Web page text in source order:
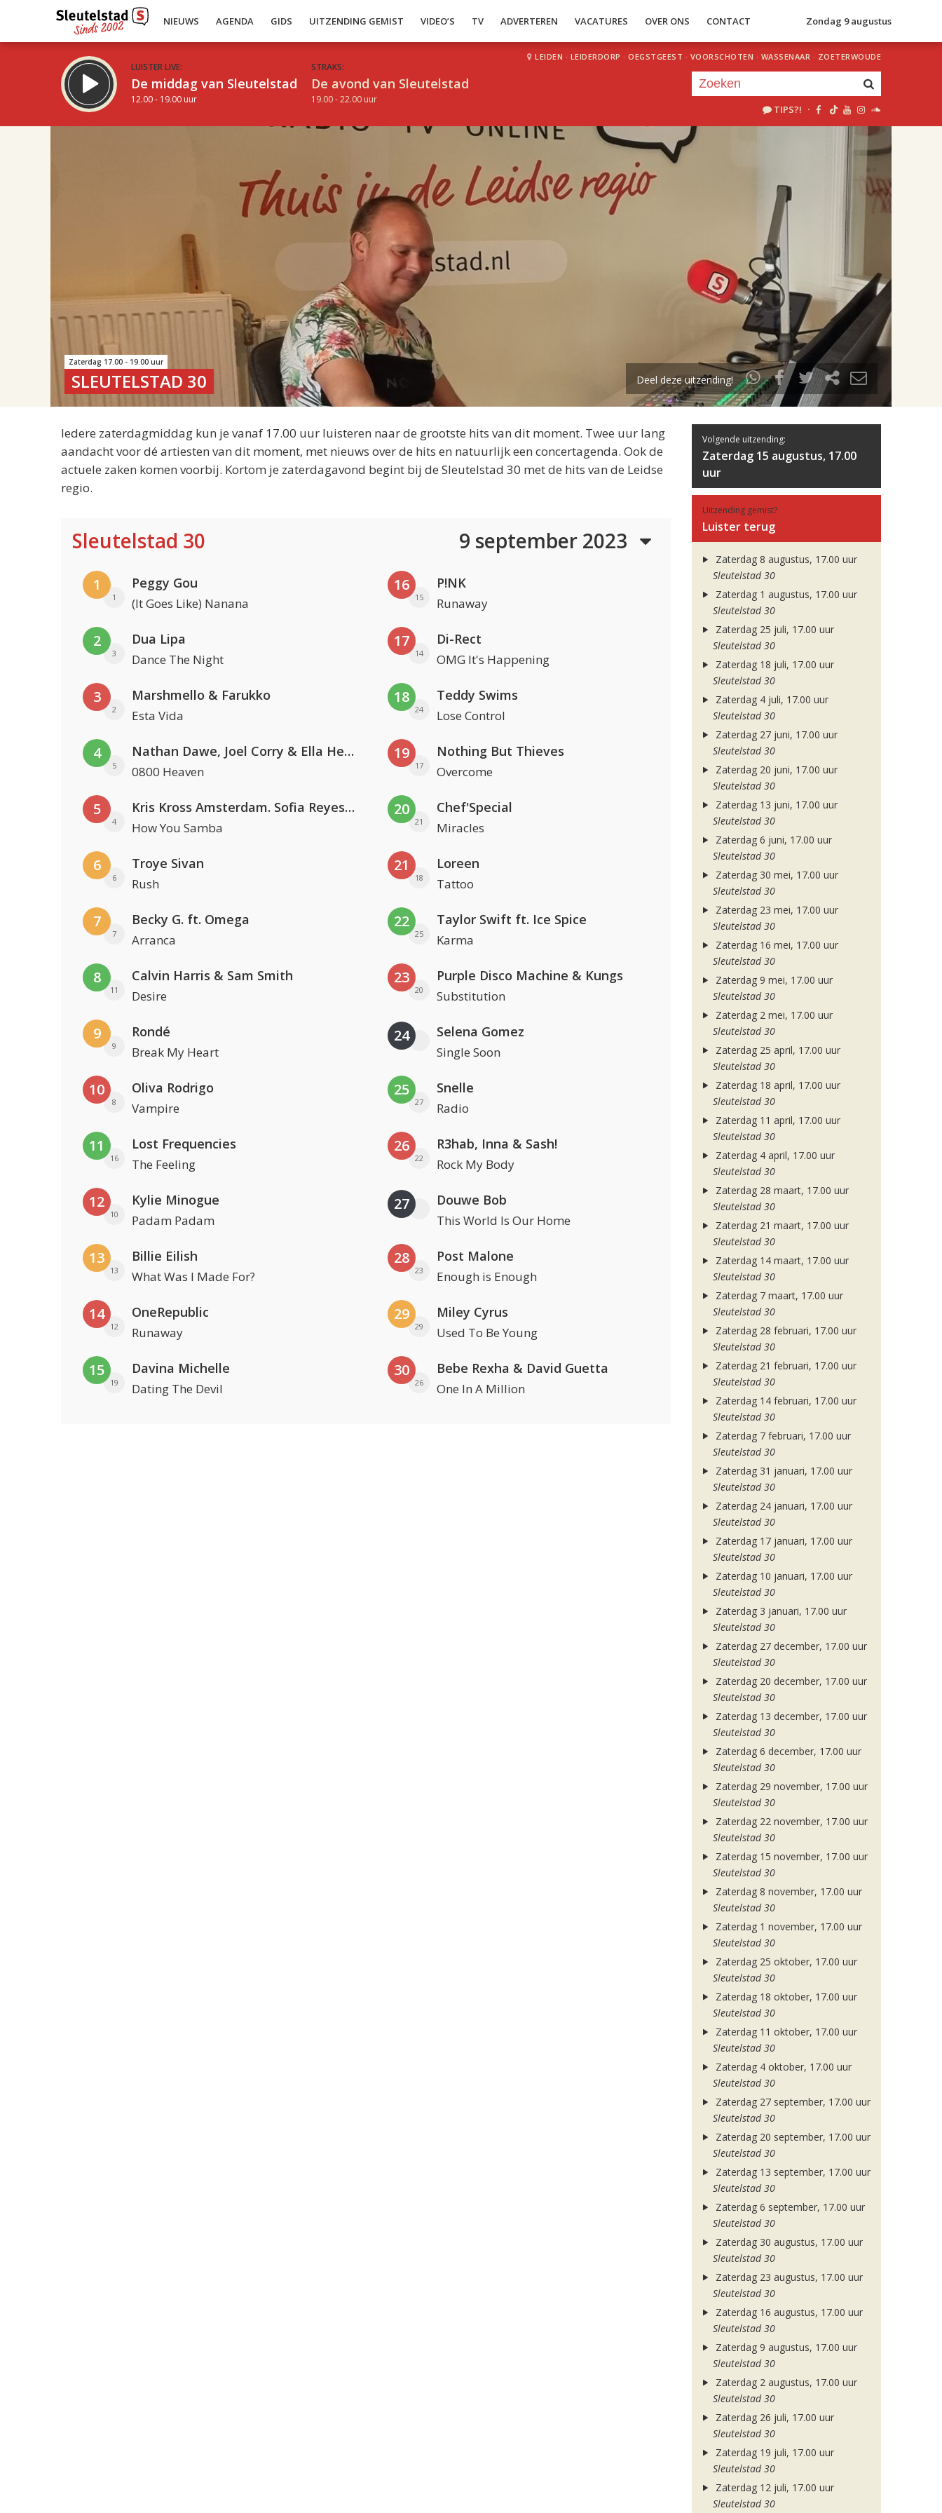
NIEUWS AGENDA GIDS UITZENDING GEMIST VIDEO’S TV ADVERTEREN VACATURES OVER ONS CONTACT Zondag 9 augustus
LUISTER LIVE:
De middag van Sleutelstad
12.00 - 19.00 uur
STRAKS:
De avond van Sleutelstad
19.00 - 22.00 uur
LEIDEN · LEIDERDORP · OEGSTGEEST · VOORSCHOTEN · WASSENAAR · ZOETERWOUDE
TIPS?! ·
uur 1 van 2
Volgend uur
Zaterdag 17.00 - 19.00 uur
SLEUTELSTAD 30 Deel deze uitzending!
Iedere zaterdagmiddag kun je vanaf 17.00 uur luisteren naar de grootste hits van dit moment. Twee uur lang
aandacht voor dé artiesten van dit moment, met nieuws over de hits en natuurlijk een concertagenda. Ook de
actuele zaken komen voorbij. Kortom je zaterdagavond begint bij de Sleutelstad 30 met de hits van de Leidse
regio.
Sleutelstad 30 9 september 2023
1
1
Peggy Gou
(It Goes Like) Nanana
2
3
Dua Lipa
Dance The Night
3
2
Marshmello & Farukko
Esta Vida
4
5
Nathan Dawe, Joel Corry & Ella Henderson
0800 Heaven
5
4
Kris Kross Amsterdam. Sofia Reyes & Tinie Tempah
How You Samba
6
6
Troye Sivan
Rush
7
7
Becky G. ft. Omega
Arranca
8
11
Calvin Harris & Sam Smith
Desire
9
9
Rondé
Break My Heart
10
8
Oliva Rodrigo
Vampire
11
16
Lost Frequencies
The Feeling
12
10
Kylie Minogue
Padam Padam
13
13
Billie Eilish
What Was I Made For?
14
12
OneRepublic
Runaway
15
19
Davina Michelle
Dating The Devil
16
15
P!NK
Runaway
17
14
Di-Rect
OMG It's Happening
18
24
Teddy Swims
Lose Control
19
17
Nothing But Thieves
Overcome
20
21
Chef'Special
Miracles
21
18
Loreen
Tattoo
22
25
Taylor Swift ft. Ice Spice
Karma
23
20
Purple Disco Machine & Kungs
Substitution
24 Selena Gomez
Single Soon
25
27
Snelle
Radio
26
22
R3hab, Inna & Sash!
Rock My Body
27 Douwe Bob
This World Is Our Home
28
23
Post Malone
Enough is Enough
29
29
Miley Cyrus
Used To Be Young
30
26
Bebe Rexha & David Guetta
One In A Million
Volgende uitzending:
Zaterdag 15 augustus, 17.00
uur
Uitzending gemist?
Luister terug
Zaterdag 8 augustus, 17.00 uur
Sleutelstad 30
Zaterdag 1 augustus, 17.00 uur
Sleutelstad 30
Zaterdag 25 juli, 17.00 uur
Sleutelstad 30
Zaterdag 18 juli, 17.00 uur
Sleutelstad 30
Zaterdag 4 juli, 17.00 uur
Sleutelstad 30
Zaterdag 27 juni, 17.00 uur
Sleutelstad 30
Zaterdag 20 juni, 17.00 uur
Sleutelstad 30
Zaterdag 13 juni, 17.00 uur
Sleutelstad 30
Zaterdag 6 juni, 17.00 uur
Sleutelstad 30
Zaterdag 30 mei, 17.00 uur
Sleutelstad 30
Zaterdag 23 mei, 17.00 uur
Sleutelstad 30
Zaterdag 16 mei, 17.00 uur
Sleutelstad 30
Zaterdag 9 mei, 17.00 uur
Sleutelstad 30
Zaterdag 2 mei, 17.00 uur
Sleutelstad 30
Zaterdag 25 april, 17.00 uur
Sleutelstad 30
Zaterdag 18 april, 17.00 uur
Sleutelstad 30
Zaterdag 11 april, 17.00 uur
Sleutelstad 30
Zaterdag 4 april, 17.00 uur
Sleutelstad 30
Zaterdag 28 maart, 17.00 uur
Sleutelstad 30
Zaterdag 21 maart, 17.00 uur
Sleutelstad 30
Zaterdag 14 maart, 17.00 uur
Sleutelstad 30
Zaterdag 7 maart, 17.00 uur
Sleutelstad 30
Zaterdag 28 februari, 17.00 uur
Sleutelstad 30
Zaterdag 21 februari, 17.00 uur
Sleutelstad 30
Zaterdag 14 februari, 17.00 uur
Sleutelstad 30
Zaterdag 7 februari, 17.00 uur
Sleutelstad 30
Zaterdag 31 januari, 17.00 uur
Sleutelstad 30
Zaterdag 24 januari, 17.00 uur
Sleutelstad 30
Zaterdag 17 januari, 17.00 uur
Sleutelstad 30
Zaterdag 10 januari, 17.00 uur
Sleutelstad 30
Zaterdag 3 januari, 17.00 uur
Sleutelstad 30
Zaterdag 27 december, 17.00 uur
Sleutelstad 30
Zaterdag 20 december, 17.00 uur
Sleutelstad 30
Zaterdag 13 december, 17.00 uur
Sleutelstad 30
Zaterdag 6 december, 17.00 uur
Sleutelstad 30
Zaterdag 29 november, 17.00 uur
Sleutelstad 30
Zaterdag 22 november, 17.00 uur
Sleutelstad 30
Zaterdag 15 november, 17.00 uur
Sleutelstad 30
Zaterdag 8 november, 17.00 uur
Sleutelstad 30
Zaterdag 1 november, 17.00 uur
Sleutelstad 30
Zaterdag 25 oktober, 17.00 uur
Sleutelstad 30
Zaterdag 18 oktober, 17.00 uur
Sleutelstad 30
Zaterdag 11 oktober, 17.00 uur
Sleutelstad 30
Zaterdag 4 oktober, 17.00 uur
Sleutelstad 30
Zaterdag 27 september, 17.00 uur
Sleutelstad 30
Zaterdag 20 september, 17.00 uur
Sleutelstad 30
Zaterdag 13 september, 17.00 uur
Sleutelstad 30
Zaterdag 6 september, 17.00 uur
Sleutelstad 30
Zaterdag 30 augustus, 17.00 uur
Sleutelstad 30
Zaterdag 23 augustus, 17.00 uur
Sleutelstad 30
Zaterdag 16 augustus, 17.00 uur
Sleutelstad 30
Zaterdag 9 augustus, 17.00 uur
Sleutelstad 30
Zaterdag 2 augustus, 17.00 uur
Sleutelstad 30
Zaterdag 26 juli, 17.00 uur
Sleutelstad 30
Zaterdag 19 juli, 17.00 uur
Sleutelstad 30
Zaterdag 12 juli, 17.00 uur
Sleutelstad 30